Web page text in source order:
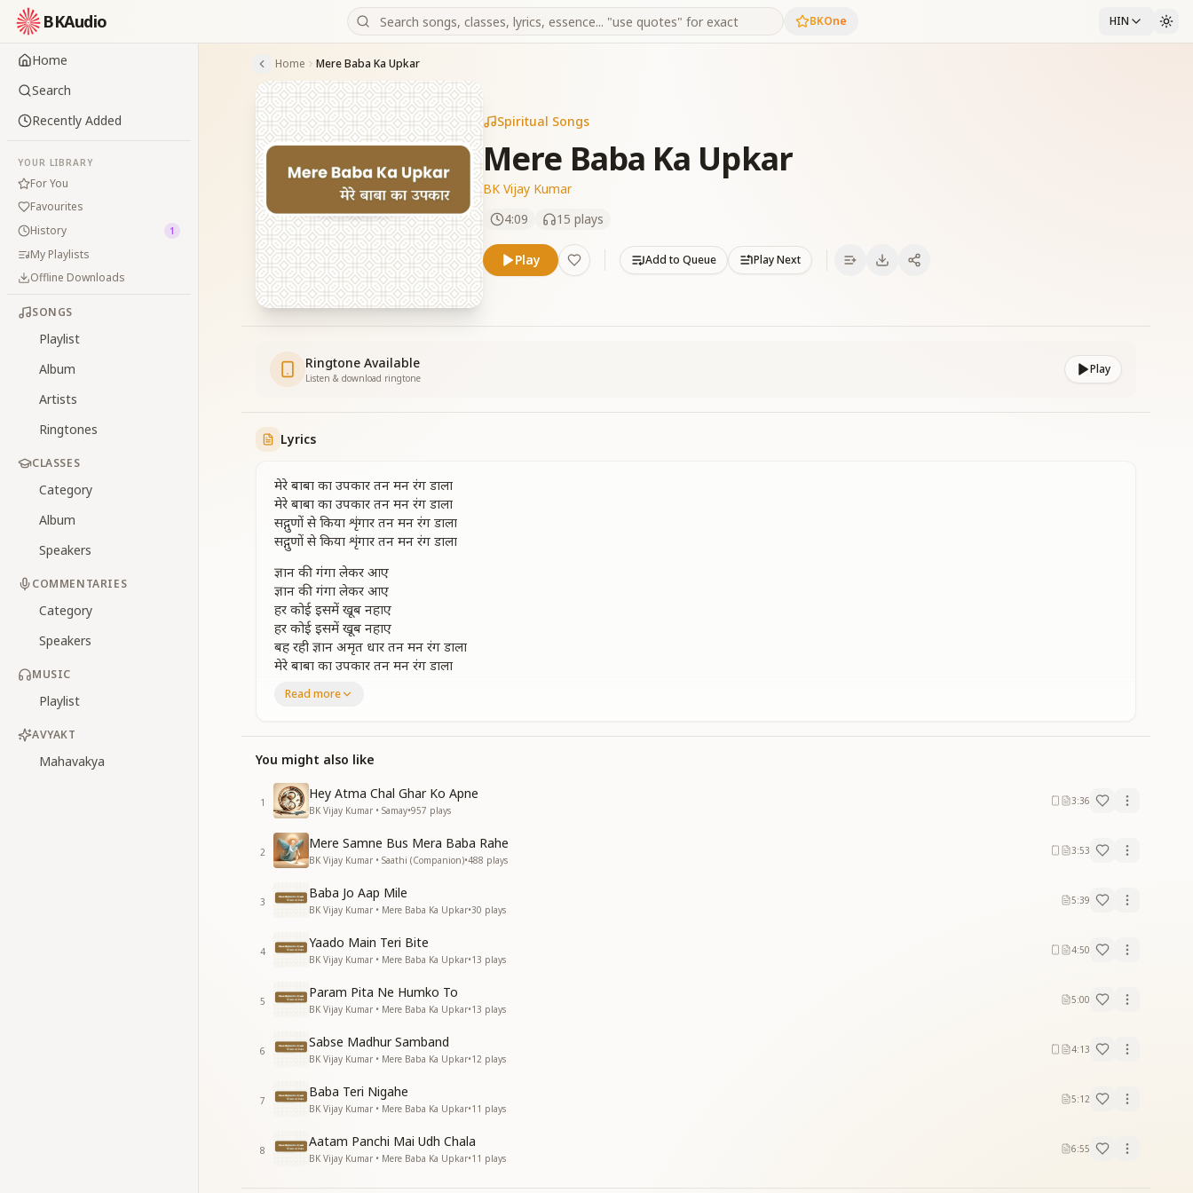
BKAudio BKOne HIN
Home
Search
Recently Added
YOUR LIBRARY
For You
Favourites
History
1
My Playlists
Offline Downloads
SONGS
Playlist
Album
Artists
Ringtones
CLASSES
Category
Album
Speakers
COMMENTARIES
Category
Speakers
MUSIC
Playlist
AVYAKT
Mahavakya
Home Mere Baba Ka Upkar
Spiritual Songs
Mere Baba Ka Upkar
BK Vijay Kumar
4:09
15 plays
Play Add to Queue Play Next
Ringtone Available
Listen & download ringtone
Play
Lyrics
मेरे बाबा का उपकार तन मन रंग डाला
मेरे बाबा का उपकार तन मन रंग डाला
सद्गुणों से किया शृंगार तन मन रंग डाला
सद्गुणों से किया शृंगार तन मन रंग डाला
ज्ञान की गंगा लेकर आए
ज्ञान की गंगा लेकर आए
हर कोई इसमें खूब नहाए
हर कोई इसमें खूब नहाए
बह रही ज्ञान अमृत धार तन मन रंग डाला
मेरे बाबा का उपकार तन मन रंग डाला
मिट जाए सारे भरम को लेके
जो कोई शिव बाबा को देखे
जो कोई शिव बाबा को देखे
अंतर की जोड़ के तार तन मन रंग डाला
मेरे बाबा का उपकार तन मन रंग डाला
संगम की अनमोल बेला
लक्ष्मी नारायण बनने का मेला
लक्ष्मी नारायण बनने का मेला
मेरे बाबा का उपकार तन मन रंग डाला
मेरे बाबा का उपकार तन मन रंग डाला
मेरे बाबा का उपकार तन मन रंग डाला
मेरे बाबा का उपकार तन मन रंग डाला
Read more
You might also like
1
Hey Atma Chal Ghar Ko Apne
BK Vijay Kumar • Samay•957 plays
3:36
2
Mere Samne Bus Mera Baba Rahe
BK Vijay Kumar • Saathi (Companion)•488 plays
3:53
3
Baba Jo Aap Mile
BK Vijay Kumar • Mere Baba Ka Upkar•30 plays
5:39
4
Yaado Main Teri Bite
BK Vijay Kumar • Mere Baba Ka Upkar•13 plays
4:50
5
Param Pita Ne Humko To
BK Vijay Kumar • Mere Baba Ka Upkar•13 plays
5:00
6
Sabse Madhur Samband
BK Vijay Kumar • Mere Baba Ka Upkar•12 plays
4:13
7
Baba Teri Nigahe
BK Vijay Kumar • Mere Baba Ka Upkar•11 plays
5:12
8
Aatam Panchi Mai Udh Chala
BK Vijay Kumar • Mere Baba Ka Upkar•11 plays
6:55